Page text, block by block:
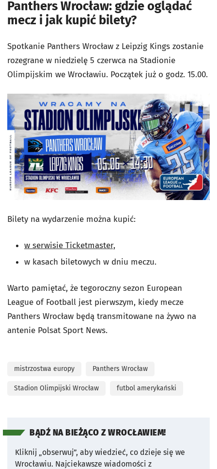
Panthers Wrocław: gdzie oglądać
mecz i jak kupić bilety?
Spotkanie Panthers Wrocław z Leipzig Kings zostanie
rozegrane w niedzielę 5 czerwca na Stadionie
Olimpijskim we Wrocławiu. Początek już o godz. 15.00.
Bilety na wydarzenie można kupić:
w serwisie Ticketmaster,
w kasach biletowych w dniu meczu.
Warto pamiętać, że tegoroczny sezon European
League of Football jest pierwszym, kiedy mecze
Panthers Wrocław będą transmitowane na żywo na
antenie Polsat Sport News.
mistrzostwa europy Panthers Wrocław
Stadion Olimpijski Wrocław futbol amerykański
BĄDŹ NA BIEŻĄCO Z WROCŁAWIEM!
Kliknij „obserwuj”, aby wiedzieć, co dzieje się we
Wrocławiu. Najciekawsze wiadomości z